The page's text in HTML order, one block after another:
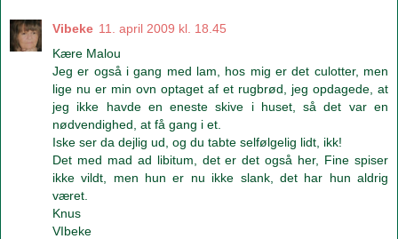
Vibeke 11. april 2009 kl. 18.45
Kære Malou
Jeg er også i gang med lam, hos mig er det culotter, men
lige nu er min ovn optaget af et rugbrød, jeg opdagede, at
jeg ikke havde en eneste skive i huset, så det var en
nødvendighed, at få gang i et.
Iske ser da dejlig ud, og du tabte selfølgelig lidt, ikk!
Det med mad ad libitum, det er det også her, Fine spiser
ikke vildt, men hun er nu ikke slank, det har hun aldrig
været.
Knus
VIbeke